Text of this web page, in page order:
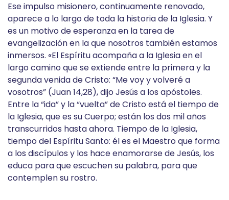
Ese impulso misionero, continuamente renovado,
aparece a lo largo de toda la historia de la Iglesia. Y
es un motivo de esperanza en la tarea de
evangelización en la que nosotros también estamos
inmersos. «El Espíritu acompaña a la Iglesia en el
largo camino que se extiende entre la primera y la
segunda venida de Cristo: “Me voy y volveré a
vosotros” (Juan 14,28), dijo Jesús a los apóstoles.
Entre la “ida” y la “vuelta” de Cristo está el tiempo de
la Iglesia, que es su Cuerpo; están los dos mil años
transcurridos hasta ahora. Tiempo de la Iglesia,
tiempo del Espíritu Santo: él es el Maestro que forma
a los discípulos y los hace enamorarse de Jesús, los
educa para que escuchen su palabra, para que
contemplen su rostro.